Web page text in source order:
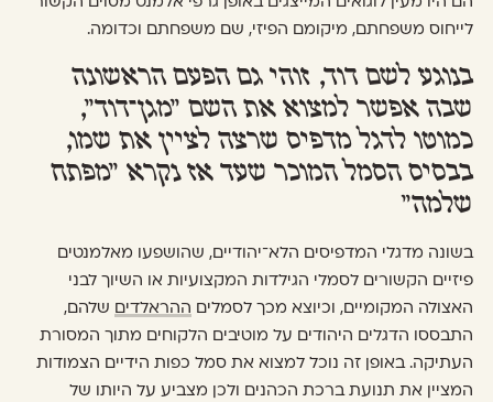
לייחוס משפחתם, מיקומם הפיזי, שם משפחתם וכדומה.
בנוגע לשם דוד, זוהי גם הפעם הראשונה
שבה אפשר למצוא את השם ״מגן־דוד״,
כמוטו לדגל מדפיס שרצה לציין את שמו,
בבסיס הסמל המוכר שעד אז נקרא ״מפתח
שלמה״
בשונה מדגלי המדפיסים הלא־יהודיים, שהושפעו מאלמנטים
פיזיים הקשורים לסמלי הגילדות המקצועיות או השיוך לבני
האצולה המקומיים, וכיוצא מכך לסמלים ההראלדים שלהם,
התבססו הדגלים היהודים על מוטיבים הלקוחים מתוך המסורת
העתיקה. באופן זה נוכל למצוא את סמל כפות הידיים הצמודות
המציין את תנועת ברכת הכהנים ולכן מצביע על היותו של